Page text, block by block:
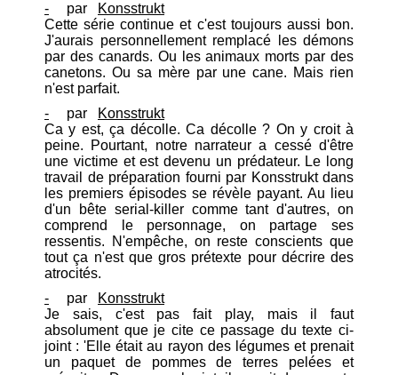
- par
Konsstrukt
Cette série continue et c'est toujours aussi bon.
J'aurais personnellement remplacé les démons
par des canards. Ou les animaux morts par des
canetons. Ou sa mère par une cane. Mais rien
n'est parfait.
- par
Konsstrukt
Ca y est, ça décolle. Ca décolle ? On y croit à
peine. Pourtant, notre narrateur a cessé d'être
une victime et est devenu un prédateur. Le long
travail de préparation fourni par Konsstrukt dans
les premiers épisodes se révèle payant. Au lieu
d'un bête serial-killer comme tant d'autres, on
comprend le personnage, on partage ses
ressentis. N'empêche, on reste conscients que
tout ça n'est que gros prétexte pour décrire des
atrocités.
- par
Konsstrukt
Je sais, c'est pas fait play, mais il faut
absolument que je cite ce passage du texte ci-
joint : 'Elle était au rayon des légumes et prenait
un paquet de pommes de terres pelées et